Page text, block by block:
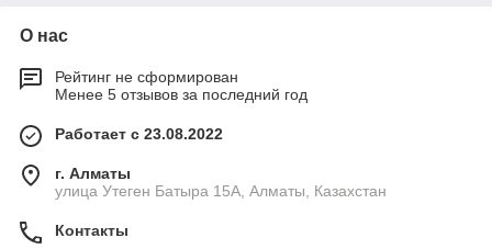
О нас
Рейтинг не сформирован
Менее 5 отзывов за последний год
Работает с 23.08.2022
г. Алматы
улица Утеген Батыра 15А, Алматы, Казахстан
Контакты